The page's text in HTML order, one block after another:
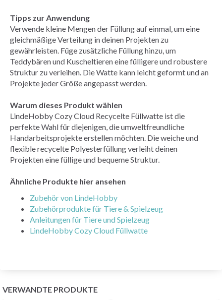
Tipps zur Anwendung
Verwende kleine Mengen der Füllung auf einmal, um eine
gleichmäßige Verteilung in deinen Projekten zu
gewährleisten. Füge zusätzliche Füllung hinzu, um
Teddybären und Kuscheltieren eine fülligere und robustere
Struktur zu verleihen. Die Watte kann leicht geformt und an
Projekte jeder Größe angepasst werden.
Warum dieses Produkt wählen
LindeHobby Cozy Cloud Recycelte Füllwatte ist die
perfekte Wahl für diejenigen, die umweltfreundliche
Handarbeitsprojekte erstellen möchten. Die weiche und
flexible recycelte Polyesterfüllung verleiht deinen
Projekten eine füllige und bequeme Struktur.
Ähnliche Produkte hier ansehen
Zubehör von LindeHobby
Zubehörprodukte für Tiere & Spielzeug
Anleitungen für Tiere und Spielzeug
LindeHobby Cozy Cloud Füllwatte
VERWANDTE PRODUKTE